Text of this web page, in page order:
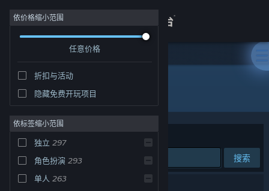
登录
关于
客服
依价格缩小范围
任意价格
折扣与活动
隐藏免费开玩项目
依标签缩小范围
独立 297
角色扮演 293
单人 263
所有产品
搜索